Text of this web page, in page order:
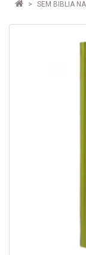
SEM BIBLIA